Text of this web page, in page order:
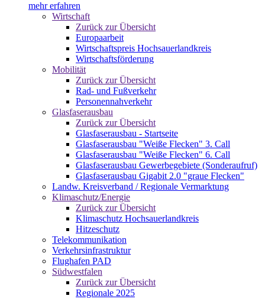
mehr erfahren
Wirtschaft
Zurück zur Übersicht
Europaarbeit
Wirtschaftspreis Hochsauerlandkreis
Wirtschaftsförderung
Mobilität
Zurück zur Übersicht
Rad- und Fußverkehr
Personennahverkehr
Glasfaserausbau
Zurück zur Übersicht
Glasfaserausbau - Startseite
Glasfaserausbau "Weiße Flecken" 3. Call
Glasfaserausbau "Weiße Flecken" 6. Call
Glasfaserausbau Gewerbegebiete (Sonderaufruf)
Glasfaserausbau Gigabit 2.0 "graue Flecken"
Landw. Kreisverband / Regionale Vermarktung
Klimaschutz/Energie
Zurück zur Übersicht
Klimaschutz Hochsauerlandkreis
Hitzeschutz
Telekommunikation
Verkehrsinfrastruktur
Flughafen PAD
Südwestfalen
Zurück zur Übersicht
Regionale 2025